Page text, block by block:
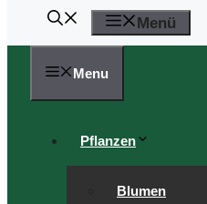
Menü
Menu
Pflanzen
Blumen